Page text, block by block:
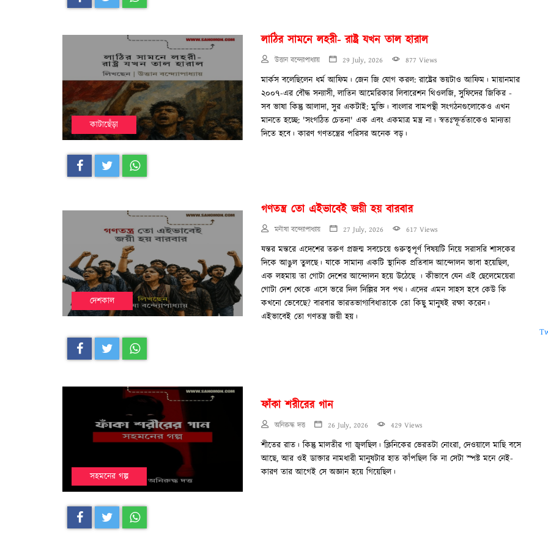
কাটাছেঁড়া
লাঠির সামনে লহরী- রাষ্ট্র যখন তাল হারাল
উত্তান বন্দ্যোপাধ্যায় 29 July, 2026 877 Views
মার্কস বলেছিলেন ধর্ম আফিম। জেন জি যোগ করল: রাষ্ট্রের ভয়টাও আফিম। মায়ানমার
২০০৭-এর বৌদ্ধ সন্যাসী, লাতিন আমেরিকার লিবারেশন থিওলজি, সুফিদের জিকির -
সব ভাষা কিন্তু আলাদা, সুর একটাই: মুক্তি। বাংলার বামপন্থী সংগঠনগুলোকেও এখন
মানতে হচ্ছে: 'সংগঠিত চেতনা' এক এবং একমাত্র মন্ত্র না। স্বতঃস্ফূর্ততাকেও মান্যতা
দিতে হবে। কারণ গণতন্ত্রের পরিসর অনেক বড়।
দেশকাল
গণতন্ত্র তো এইভাবেই জয়ী হয় বারবার
মনীষা বন্দ্যোপাধ্যায় 27 July, 2026 617 Views
যন্তর মন্তরে এদেশের তরুণ প্রজন্ম সবচেয়ে গুরুত্বপূর্ণ বিষয়টি নিয়ে সরাসরি শাসকের
দিকে আঙুল তুলছে। যাকে সামান্য একটি স্থানিক প্রতিবাদ আন্দোলন ভাবা হয়েছিল,
এক লহমায় তা গোটা দেশের আন্দোলন হয়ে উঠেছে । কীভাবে যেন এই ছেলেমেয়েরা
গোটা দেশ থেকে এসে ভরে দিল দিল্লির সব পথ। এদের এমন সাহস হবে কেউ কি
কখনো ভেবেছে? বারবার ভারতভাগ্যবিধাতাকে তো কিছু মানুষই রক্ষা করেন।
এইভাবেই তো গণতন্ত্র জয়ী হয়।
সহমনের গল্প
ফাঁকা শরীরের গান
অনিরুদ্ধ দত্ত 26 July, 2026 429 Views
শীতের রাত। কিন্তু মালতীর গা জ্বলছিল। ক্লিনিকের ভেরতটা নোংরা, দেওয়ালে মাছি বসে
আছে, আর ওই ডাক্তার নামধারী মানুষটার হাত কাঁপছিল কি না সেটা স্পষ্ট মনে নেই-
কারণ তার আগেই সে অজ্ঞান হয়ে গিয়েছিল।